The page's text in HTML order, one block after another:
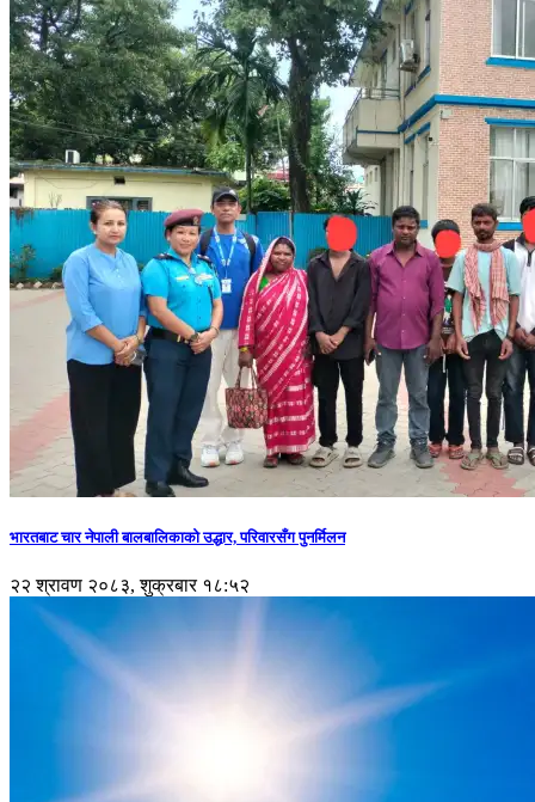
भारतबाट चार नेपाली बालबालिकाको उद्धार, परिवारसँग पुनर्मिलन
२२ श्रावण २०८३, शुक्रबार १८:५२